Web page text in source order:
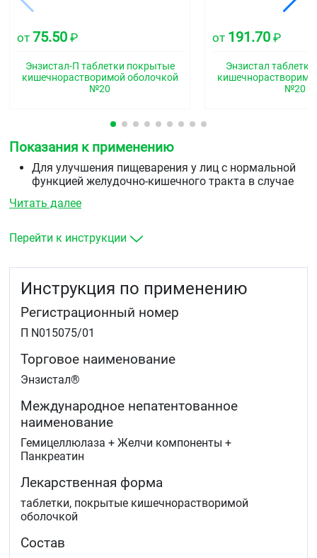
от 75.50 ₽
Энзистал-П таблетки покрытые
кишечнорастворимой оболочкой
№20
от 191.70 ₽
Энзистал
№20
Показания к применению
Для улучшения пищеварения у лиц с нормальной
функцией желудочно-кишечного тракта в случае
нерациональное питание, употребление жирной
При нарушении жевательной функции,
поджелудочной железы (хронический панкреатит,
Хронические воспалительно-дистрофические
заболевания желудка, кишечника, печени,
облучения этих органов, сопровождающиеся
нарушениями переваривания пищи, метеоризмом,
диареей (в составе комбинированной терапии)
ультразвуковому исследованию органов брюшной
полости.
Читать далее
Перейти к инструкции
Инструкция по применению
Регистрационный номер
П N015075/01
Торговое наименование
Энзистал®
Международное непатентованное
наименование
Гемицеллюлаза + Желчи компоненты +
Панкреатин
Лекарственная форма
таблетки, покрытые кишечнорастворимой
оболочкой
Состав